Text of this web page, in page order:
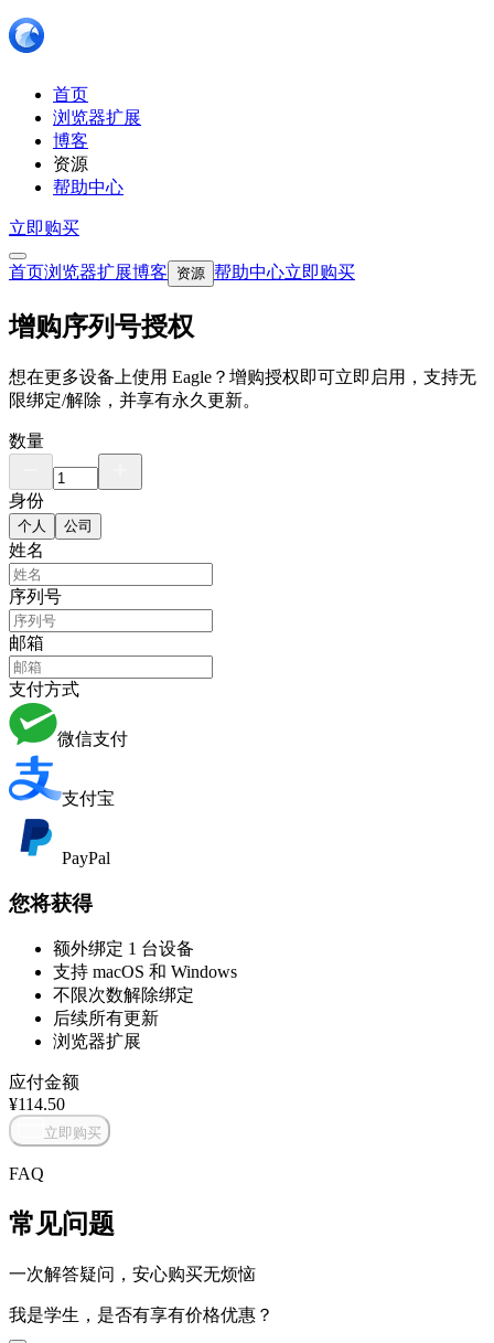
首页
浏览器扩展
博客
资源
帮助中心
立即购买
首页浏览器扩展博客 资源 帮助中心立即购买
增购序列号授权
想在更多设备上使用 Eagle？增购授权即可立即启用，支持无
限绑定/解除，并享有永久更新。
数量
身份
个人 公司
姓名
序列号
邮箱
支付方式
微信支付
支付宝
PayPal
您将获得
额外绑定 1 台设备
支持 macOS 和 Windows
不限次数解除绑定
后续所有更新
浏览器扩展
应付金额
¥114.50
立即购买
FAQ
常见问题
一次解答疑问，安心购买无烦恼
我是学生，是否有享有价格优惠？